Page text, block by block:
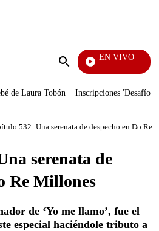
Enviar
EN VIVO
La Red
de Laura Tobón Inscripciones 'Desafío'
532: Una serenata de despecho en Do Re
serenata de
Re Millones
de ‘Yo me llamo’, fue el
especial haciéndole tributo a